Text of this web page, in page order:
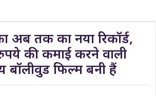
अब तक का नया रिकॉर्ड,
की कमाई करने वाली
बॉलीवुड फिल्म बनी हैं